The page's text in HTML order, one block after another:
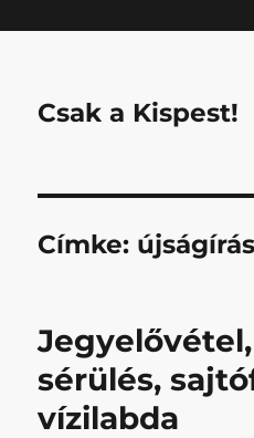
Csak a Kispest!
Címke: újságírás
sérülés,
vízilabda